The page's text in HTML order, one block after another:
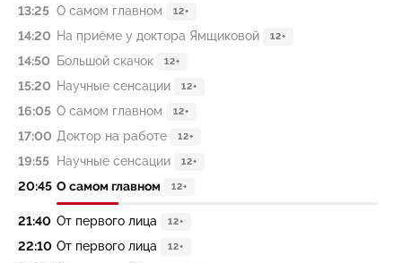
13:25 О самом главном 12+
14:20 На приёме у доктора Ямщиковой 12+
14:50 Большой скачок 12+
15:20 Научные сенсации 12+
16:05 О самом главном 12+
17:00 Доктор на работе 12+
19:55 Научные сенсации 12+
20:45 О самом главном 12+
21:40 От первого лица 12+
22:10 От первого лица 12+